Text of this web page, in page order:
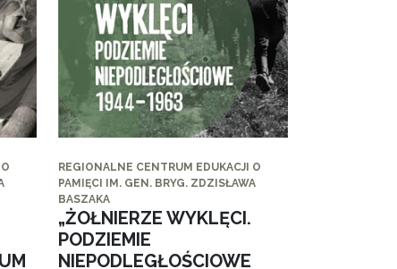
REGIONALNE CENTRUM EDUKACJI O
PAMIĘCI IM. GEN. BRYG. ZDZISŁAWA
BASZAKA
„ŻOŁNIERZE WYKLĘCI.
PODZIEMIE
NIEPODLEGŁOŚCIOWE